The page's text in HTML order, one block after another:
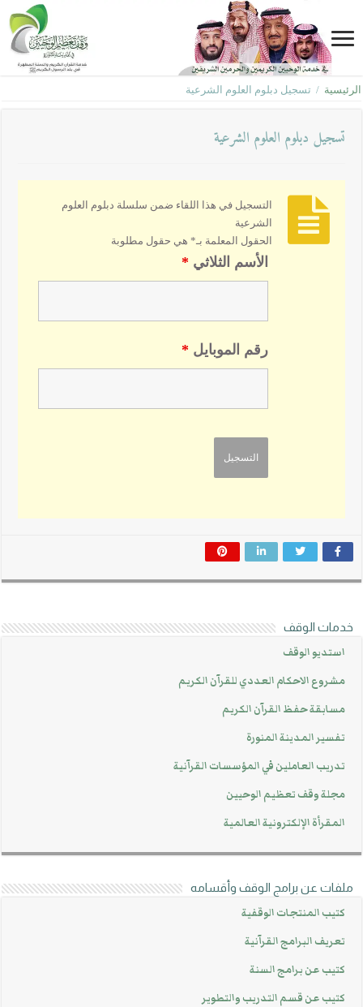
الرئيسية / تسجيل دبلوم العلوم الشرعية
تسجيل دبلوم العلوم الشرعية
التسجيل في هذا اللقاء ضمن سلسلة دبلوم العلوم
الشرعية
الحقول المعلمة بـ* هي حقول مطلوبة
الأسم الثلاثي *
رقم الموبايل *
خدمات الوقف
استديو الوقف
مشروع الاحكام العددي للقرآن الكريم
مسابقة حفظ القرآن الكريم
تفسير المدينة المنورة
تدريب العاملين في المؤسسات القرآنية
مجلة وقف تعظيم الوحيين
المقرأة الإلكترونية العالمية
ملفات عن برامج الوقف وأقسامه
كتيب المنتجات الوقفية
تعريف البرامج القرآنية
كتيب عن برامج السنة
كتيب عن قسم التدريب والتطوير